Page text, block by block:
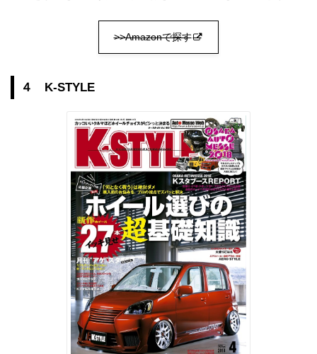
>>Amazonで探す
４ K-STYLE